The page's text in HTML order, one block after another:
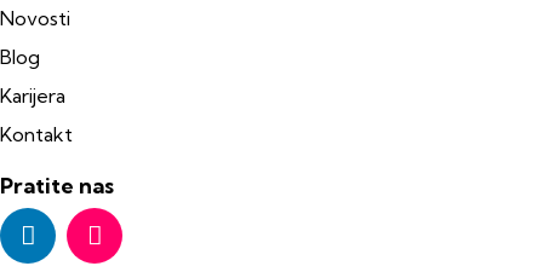
Novosti
Blog
Karijera
Kontakt
Pratite nas